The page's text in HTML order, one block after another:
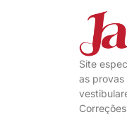
Site
as provas